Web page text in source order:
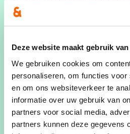
Deze website maakt gebruik
We gebruiken cookies om
personaliseren, om functies voor
en om ons websiteverkeer te
informatie over uw gebruik van
partners voor social media,
partners kunnen deze gegevens
overtuigd dat we, als we de
zetten en als één
ruimte scheppen voor
respecteren. Want dat is wat
Onze gezamenlijke
bereidheid om elkaar te
ons succes.